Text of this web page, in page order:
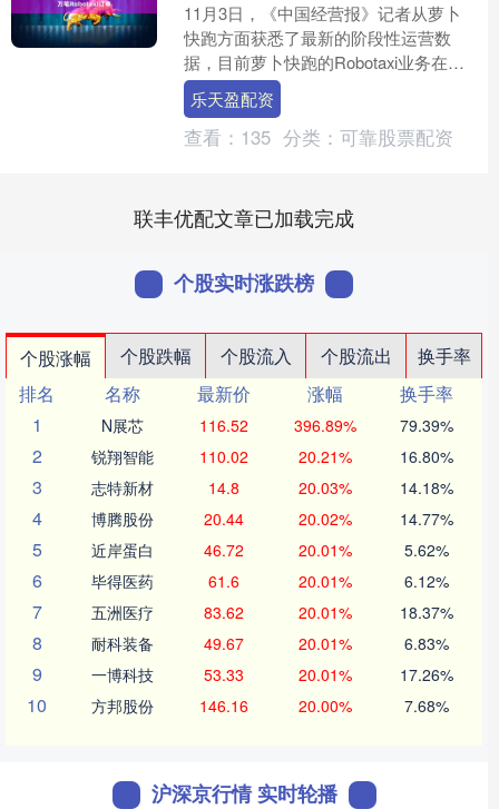
11月3日，《中国经营报》记者从萝卜
快跑方面获悉了最新的阶段性运营数
据，目前萝卜快跑的Robotaxi业务在全
球覆盖城市数量已经达到22座，包括北
京、上海、武汉....
乐天盈配资
查看： 135 分类： 可靠股票配资
联丰优配文章已加载完成
个股实时涨跌榜
个股涨幅 个股跌幅 个股流入 个股流出
换手率
排名
名称 最新价 涨幅
换手率
1
N展芯 116.52 396.89% 79.39%
2 锐翔智能 110.02 20.21% 16.80%
3 志特新材 14.8 20.03% 14.18%
4 博腾股份 20.44 20.02% 14.77%
5 近岸蛋白 46.72 20.01% 5.62%
6 毕得医药 61.6 20.01% 6.12%
7 五洲医疗 83.62 20.01% 18.37%
8 耐科装备 49.67 20.01% 6.83%
9 一博科技 53.33 20.01% 17.26%
10 方邦股份 146.16 20.00% 7.68%
沪深京行情 实时轮播